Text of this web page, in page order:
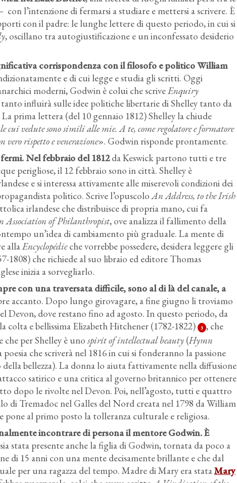
con l’intenzione di fermarsi a studiare e mettersi a scrivere. È
con il padre: le lunghe lettere di questo periodo,in cui si
, oscillano tra autogiustificazione e un inconfessato desiderio
corrispondenza con il filosofo e politico William
e di cui legge e studia gli scritti. Oggi
moderni, Godwin è colui che scriveEnquiry
influirà sulle idee politiche libertarie di Shelley tanto da
prima lettera (del 10 gennaio 1812)Shelley la chiude
cui vedute sono simili alle mie. A te, come regolatore e formatore
vero rispetto e venerazione». Godwin risponde prontamente.
Nel febbraio del 1812daKeswick partono tutti e tre
perigliose, il 12 febbraio sono in città. Shelley è
e si interessa attivamente alle miserevoli condizioni dei
politico. Scrive l’opuscoloAn Address, to the Irish
irlandese che distribuisce di propria mano, cui fa
Association of Philanthropist, ove analizza il fallimento della
un’idea di cambiamento più graduale. La mente di
allaEncyclopédie che vorrebbe possedere, desidera leggere gli
1808) che richiede al suo libraio ed editore Thomas
inizia a sorvegliarlo.
con una traversata difficile, sono al di là del canale, a
accanto. Dopo lungo girovagare, a fine giugno li troviamo
Devon, dove restano fino ad agosto. In questo periodo, da
colta e bellissima Elizabeth Hitchener (1782-1822)
3 , che
che per Shelley è unospirit of intellectual beauty (Hymn
che scriverà nel 1816 in cui si fonderanno la passione
bellezza). La donna lo aiuta fattivamente nella diffusione
satirico e una critica al governo britannico per ottenere
dopo le rivolte nel Devon. Poi, nell’agosto, tutti e quattro
di Tremadoc nel Galles del Nord creata nel 1798 da William
pone al primo posto la tolleranza culturale e religiosa.
incontrare di persona il mentore Godwin.È
stata presente anche la figlia di Godwin, tornata da poco a
di 15 anni con una mente decisamente brillante e che dal
per una ragazza del tempo. Madre di Mary era stataMary